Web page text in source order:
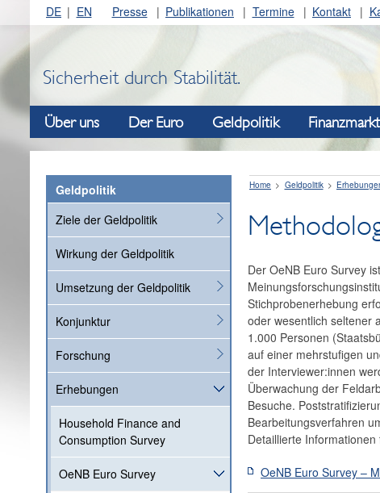
DE EN Presse Publikationen Termine Kontakt
Sicherheit durch Stabilität.
Über uns Der Euro Geldpolitik Finanzmarkt
Geldpolitik
Ziele der Geldpolitik
Wirkung der Geldpolitik
Umsetzung der Geldpolitik
Konjunktur
Forschung
Erhebungen
Household Finance and
Consumption Survey
OeNB Euro Survey
Home Geldpolitik
Der OeNB Euro Survey
Stichprobenerhebung
oder wesentlich seltener
1.000 Personen
auf einer mehrstufigen
der Interviewer:innen
Überwachung der
Besuche.
Bearbeitungsverfahren
Detaillierte
OeNB Euro Survey –